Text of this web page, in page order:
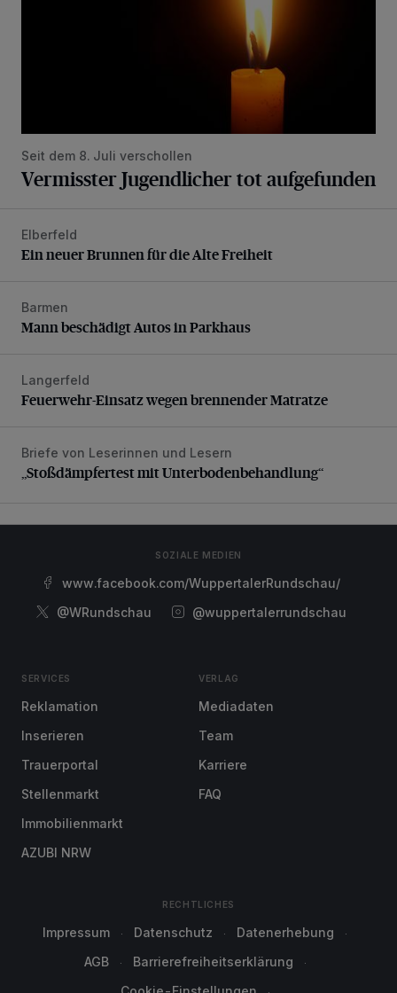
Seit dem 8. Juli verschollen
Vermisster Jugendlicher tot aufgefunden
Ein neuer Brunnen für die Alte Freiheit
Elberfeld
Ein neuer Brunnen für die Alte Freiheit
Mann beschädigt Autos in Parkhaus
Barmen
Mann beschädigt Autos in Parkhaus
Feuerwehr-Einsatz wegen brennender Matratze
Langerfeld
Feuerwehr-Einsatz wegen brennender Matratze
„Stoßdämpfertest mit Unterbodenbehandlung“
Briefe von Leserinnen und Lesern
„Stoßdämpfertest mit Unterbodenbehandlung“
SOZIALE MEDIEN
www.facebook.com/WuppertalerRundschau/
@WRundschau
@wuppertalerrundschau
SERVICES
Reklamation
Inserieren
Trauerportal
Stellenmarkt
Immobilienmarkt
AZUBI NRW
VERLAG
Mediadaten
Team
Karriere
FAQ
RECHTLICHES
Impressum Datenschutz
Datenerhebung
AGB
Barrierefreiheitserklärung